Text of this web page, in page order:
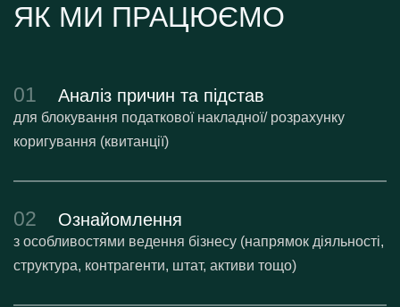
ЯК МИ ПРАЦЮЄМО
01 Аналіз причин та підстав
для блокування податкової накладної/ розрахунку
коригування (квитанції)
02 Ознайомлення
з особливостями ведення бізнесу (напрямок діяльності,
структура, контрагенти, штат, активи тощо)